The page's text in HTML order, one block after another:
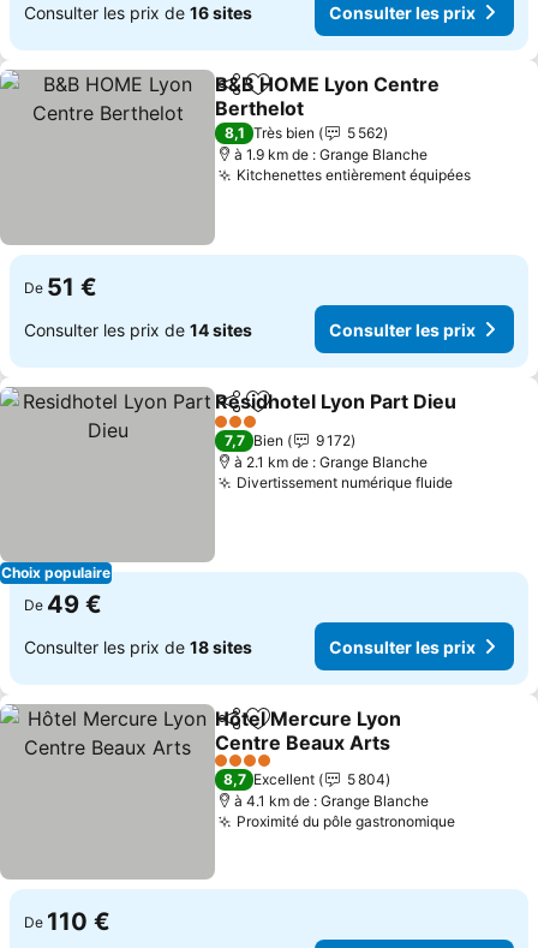
Consulter les prix de 16 sites Consulter les prix
PartagerAjouter à mes favoris
B&B HOME Lyon Centre
Berthelot
Consulter les prix
8,1 Très bien
5 562
à 1.9 km de : Grange Blanche
Kitchenettes entièrement équipées
De 51 €
Consulter les prix de 14 sites Consulter les prix
Choix populaire
PartagerAjouter à mes favoris
Residhotel Lyon Part Dieu
3 Étoiles
7,7 Bien
9 172
à 2.1 km de : Grange Blanche
Divertissement numérique fluide
De 49 €
Consulter les prix de 18 sites Consulter les prix
PartagerAjouter à mes favoris
Hôtel Mercure Lyon
Centre Beaux Arts
Consulter les prix
4 Étoiles
8,7 Excellent
5 804
à 4.1 km de : Grange Blanche
Proximité du pôle gastronomique
De 110 €